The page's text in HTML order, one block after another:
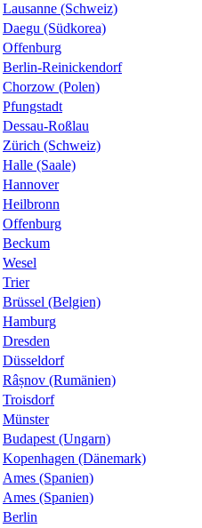
Lausanne (Schweiz)
Daegu (Südkorea)
Offenburg
Berlin-Reinickendorf
Chorzow (Polen)
Pfungstadt
Dessau-Roßlau
Zürich (Schweiz)
Halle (Saale)
Hannover
Heilbronn
Offenburg
Beckum
Wesel
Trier
Brüssel (Belgien)
Hamburg
Dresden
Düsseldorf
Râșnov (Rumänien)
Troisdorf
Münster
Budapest (Ungarn)
Kopenhagen (Dänemark)
Ames (Spanien)
Ames (Spanien)
Berlin